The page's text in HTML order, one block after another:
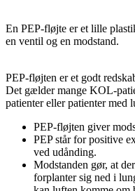
En PEP-fløjte er et lille
en ventil og en modstand.
PEP-fløjten er et godt
Det gælder mange KOL-
patienter eller patienter med
PEP-fløjten giver
PEP står for positive
ved udånding.
Modstanden gør, at
forplanter sig ned i